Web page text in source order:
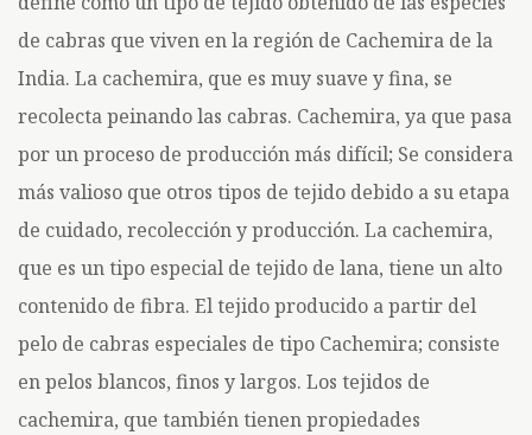
de cabras que viven en la región de Cachemira de la
India. La cachemira, que es muy suave y fina, se
recolecta peinando las cabras. Cachemira, ya que pasa
por un proceso de producción más difícil; Se considera
más valioso que otros tipos de tejido debido a su etapa
de cuidado, recolección y producción. La cachemira,
que es un tipo especial de tejido de lana, tiene un alto
contenido de fibra. El tejido producido a partir del
pelo de cabras especiales de tipo Cachemira; consiste
en pelos blancos, finos y largos. Los tejidos de
cachemira, que también tienen propiedades